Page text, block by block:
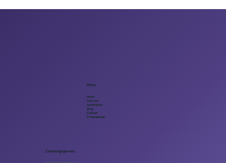
Menu
Home
Over ons
Activiteiten
Blog
Contact
Privacybeleid
Contactgegevens